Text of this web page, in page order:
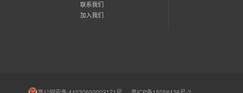
联系我们
加入我们